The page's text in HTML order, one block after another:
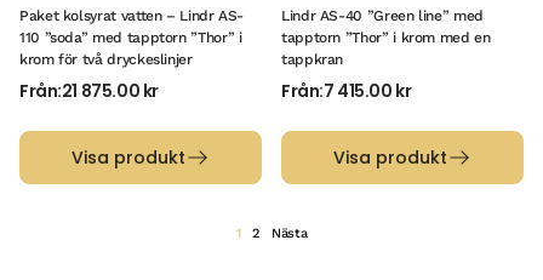
Paket kolsyrat vatten – Lindr AS-
110 ”soda” med tapptorn ”Thor” i
krom för två dryckeslinjer
Från:21 875.00 kr
Visa produkt
Lindr AS-40 ”Green line” med
tapptorn ”Thor” i krom med en
tappkran
Från:7 415.00 kr
Visa produkt
1 2 Nästa